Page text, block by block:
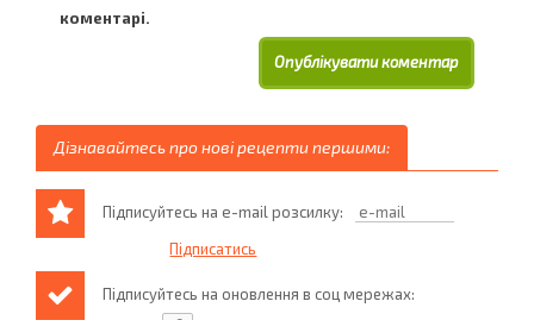
коментарі.
Дізнавайтесь про нові рецепти першими:
Підписуйтесь на e-mail розсилку:
Підписуйтесь на оновлення в соц мережах: